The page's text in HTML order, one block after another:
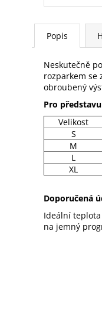
Popis
Neskutečně
rozparkem se
obroubený
Pro
Velikost
S
M
L
XL
Doporučená
Ideální
na jemný